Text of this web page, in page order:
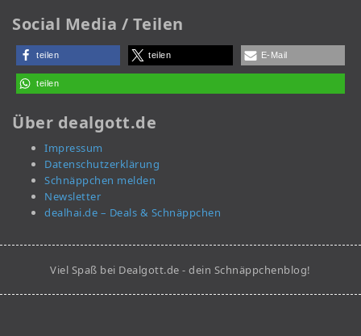
Social Media / Teilen
teilen teilen E-Mail
teilen
Über dealgott.de
Impressum
Datenschutzerklärung
Schnäppchen melden
Newsletter
dealhai.de – Deals & Schnäppchen
Viel Spaß bei Dealgott.de - dein Schnäppchenblog!